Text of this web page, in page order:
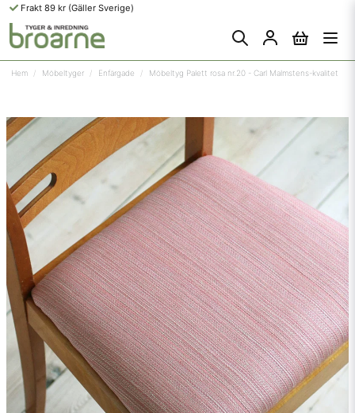
Frakt 89 kr (Gäller Sverige)
Hem Möbeltyger Enfärgade Möbeltyg Palett rosa nr.20 - Carl Malmstens-kvalitet